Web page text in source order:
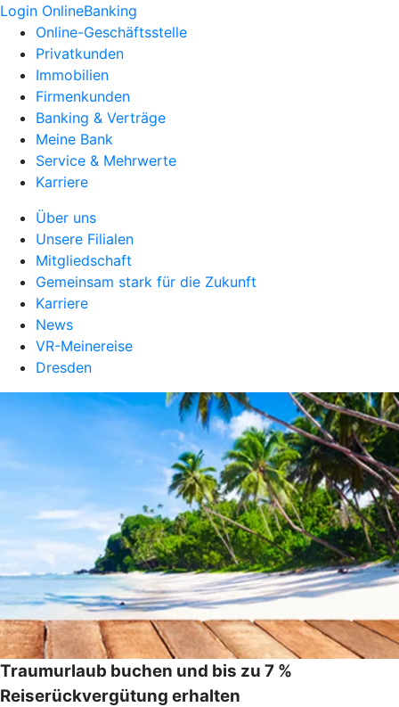
Login OnlineBanking
Online-Geschäftsstelle
Privatkunden
Immobilien
Firmenkunden
Banking & Verträge
Meine Bank
Service & Mehrwerte
Karriere
Über uns
Unsere Filialen
Mitgliedschaft
Gemeinsam stark für die Zukunft
Karriere
News
VR-Meinereise
Dresden
Traumurlaub buchen und bis zu 7 %
Reiserückvergütung erhalten